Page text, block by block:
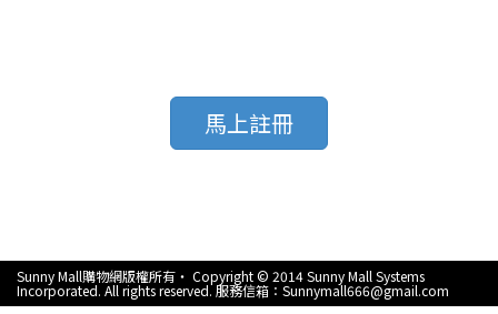
馬上註冊
Sunny Mall購物網版權所有‧ Copyright © 2014 Sunny Mall Systems
Incorporated. All rights reserved. 服務信箱：Sunnymall666@gmail.com